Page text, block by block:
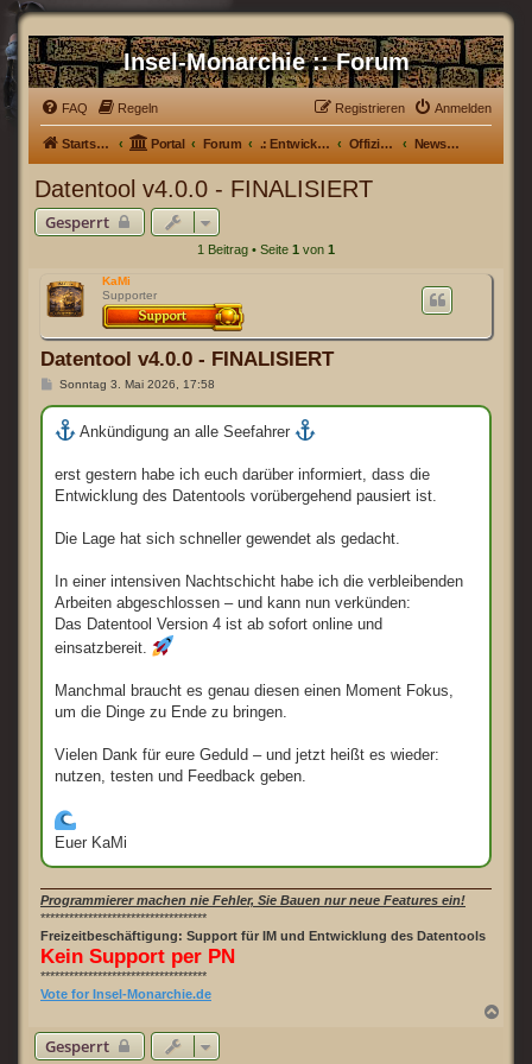
Insel-Monarchie :: Forum
FAQ Regeln Anmelden
Registrieren
Startseite Portal Forum .: Entwicklerecke :. Offizielles Datentool News / Updates
Datentool v4.0.0 - FINALISIERT
Gesperrt
1 Beitrag • Seite 1 von 1
KaMi
Supporter
Datentool v4.0.0 - FINALISIERT
B
i
r
Sonntag 3. Mai 2026, 17:58
Ankündigung an alle Seefahrer
erst gestern habe ich euch darüber informiert, dass die
Entwicklung des Datentools vorübergehend pausiert ist.
Die Lage hat sich schneller gewendet als gedacht.
In einer intensiven Nachtschicht habe ich die verbleibenden
Arbeiten abgeschlossen – und kann nun verkünden:
Das Datentool Version 4 ist ab sofort online und
einsatzbereit.
Manchmal braucht es genau diesen einen Moment Fokus,
um die Dinge zu Ende zu bringen.
Vielen Dank für eure Geduld – und jetzt heißt es wieder:
nutzen, testen und Feedback geben.
Euer KaMi
Programmierer machen nie Fehler, Sie Bauen nur neue Features ein!
***********************************
Freizeitbeschäftigung: Support für IM und Entwicklung des Datentools
Kein Support per PN
***********************************
Vote for Insel-Monarchie.de
Gesperrt